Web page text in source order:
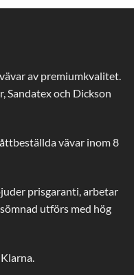
av premiumkvalitet.
Sandatex och Dickson
vävar inom 8
prisgaranti, arbetar
utförs med hög